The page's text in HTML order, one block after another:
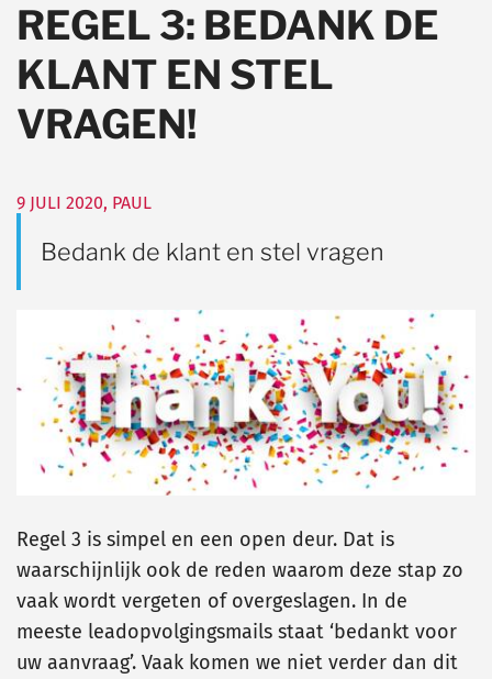
REGEL 3: BEDANK DE
KLANT EN STEL
VRAGEN!
9 JULI 2020, PAUL
Bedank de klant en stel vragen
Regel 3 is simpel en een open deur. Dat is
waarschijnlijk ook de reden waarom deze stap zo
vaak wordt vergeten of overgeslagen. In de
meeste leadopvolgingsmails staat ‘bedankt voor
uw aanvraag’. Vaak komen we niet verder dan dit